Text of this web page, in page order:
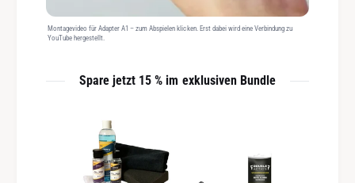
Montagevideo für Adapter A1 – zum Abspielen klicken. Erst dabei wird eine Verbindung zu
YouTube hergestellt.
Spare jetzt 15 % im exklusiven Bundle